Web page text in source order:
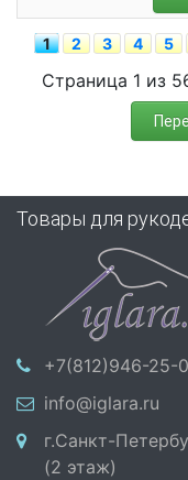
1 2 3 4 5
Страница 1 из
Товары для
+7(812)946-25-
info@iglara.ru
г.Санкт-
(2 этаж)